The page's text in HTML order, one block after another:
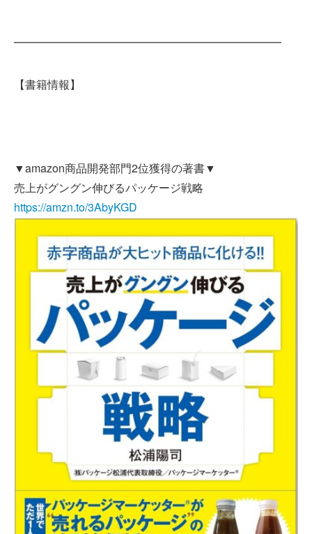
━━━━━━━━━━━━━━━━━━━━━━━━
【書籍情報】
▼amazon商品開発部門2位獲得の著書▼
売上がグングン伸びるパッケージ戦略
https://amzn.to/3AbyKGD